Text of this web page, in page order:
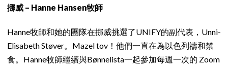
挪威 – Hanne Hansen牧師
Hanne牧師和她的團隊在挪威挑選了UNIFY的副代表，Unni-
Elisabeth Støver。Mazel tov！他們一直在為以色列禱和禁
食。Hanne牧師繼續與Bønnelista一起參加每週一次的 Zoom